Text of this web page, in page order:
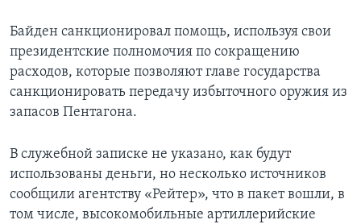
Байден санкционировал помощь, используя свои
президентские полномочия по сокращению
расходов, которые позволяют главе государства
санкционировать передачу избыточного оружия из
запасов Пентагона.
В служебной записке не указано, как будут
использованы деньги, но несколько источников
сообщили агентству «Рейтер», что в пакет вошли, в
том числе, высокомобильные артиллерийские